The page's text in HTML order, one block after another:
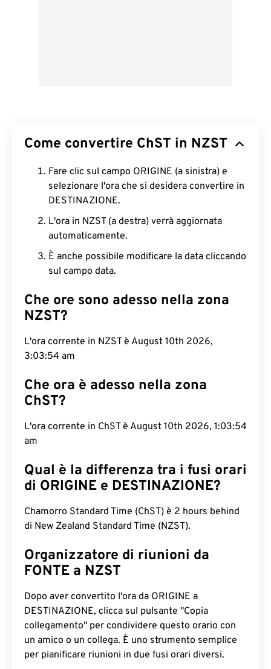
Come convertire ChST in NZST
Fare clic sul campo ORIGINE (a sinistra) e
selezionare l'ora che si desidera convertire in
DESTINAZIONE.
L'ora in NZST (a destra) verrà aggiornata
automaticamente.
È anche possibile modificare la data cliccando
sul campo data.
Che ore sono adesso nella zona
NZST?
L'ora corrente in NZST è August 10th 2026,
3:03:55 am
Che ora è adesso nella zona
ChST?
L'ora corrente in ChST è August 10th 2026, 1:03:55
am
Qual è la differenza tra i fusi orari
di ORIGINE e DESTINAZIONE?
Chamorro Standard Time (ChST) è 2 hours behind
di New Zealand Standard Time (NZST).
Organizzatore di riunioni da
FONTE a NZST
Dopo aver convertito l'ora da ORIGINE a
DESTINAZIONE, clicca sul pulsante "Copia
collegamento" per condividere questo orario con
un amico o un collega. È uno strumento semplice
per pianificare riunioni in due fusi orari diversi.